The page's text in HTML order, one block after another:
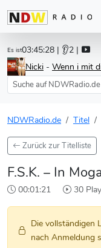
Es ist03:45:28 | 👂2 |
Nicki - Wenn i mit
NDWRadio.de Titel
Zurück zur Titelliste
F.S.K. – In
00:01:21 30
Die vollständigen
nach Anmeldung